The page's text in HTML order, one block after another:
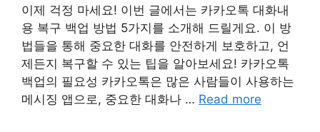
이제 걱정 마세요! 이번 글에서는 카카오톡 대화내
용 복구 백업 방법 5가지를 소개해 드릴게요. 이 방
법들을 통해 중요한 대화를 안전하게 보호하고, 언
제든지 복구할 수 있는 팁을 알아보세요! 카카오톡
백업의 필요성 카카오톡은 많은 사람들이 사용하는
메시징 앱으로, 중요한 대화나 … Read more